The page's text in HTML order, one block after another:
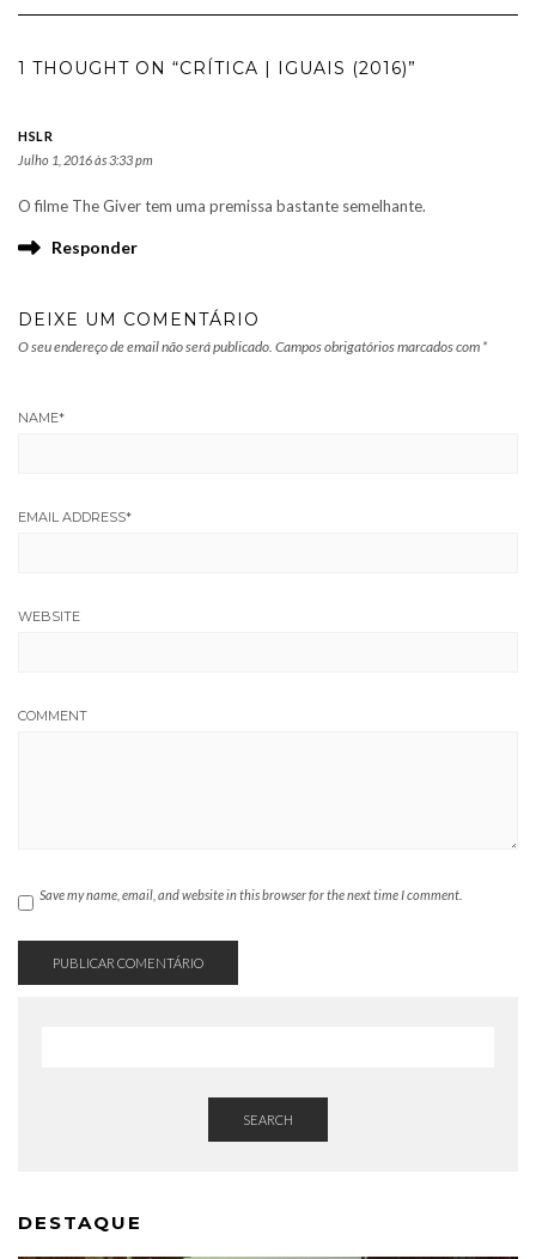
1 THOUGHT ON “CRÍTICA | IGUAIS (2016)”
HSLR
Julho 1, 2016 às 3:33 pm
O filme The Giver tem uma premissa bastante semelhante.
Responder
DEIXE UM COMENTÁRIO
O seu endereço de email não será publicado. Campos obrigatórios marcados com *
NAME*
EMAIL ADDRESS*
WEBSITE
COMMENT
Save my name, email, and website in this browser for the next time I comment.
SEARCH
DESTAQUE